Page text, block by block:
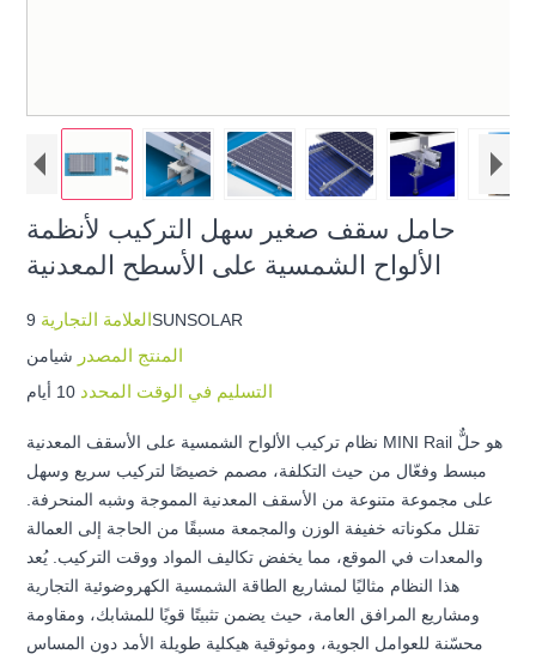
حامل سقف صغير سهل التركيب لأنظمة
الألواح الشمسية على الأسطح المعدنية
العلامة التجارية9SUNSOLAR
المنتج المصدر شيامن
التسليم في الوقت المحدد 10 أيام
نظام تركيب الألواح الشمسية على الأسقف المعدنية MINI Rail هو حلٌّ
مبسط وفعّال من حيث التكلفة، مصمم خصيصًا لتركيب سريع وسهل
على مجموعة متنوعة من الأسقف المعدنية المموجة وشبه المنحرفة.
تقلل مكوناته خفيفة الوزن والمجمعة مسبقًا من الحاجة إلى العمالة
والمعدات في الموقع، مما يخفض تكاليف المواد ووقت التركيب. يُعد
هذا النظام مثاليًا لمشاريع الطاقة الشمسية الكهروضوئية التجارية
ومشاريع المرافق العامة، حيث يضمن تثبيتًا قويًا للمشابك، ومقاومة
محسّنة للعوامل الجوية، وموثوقية هيكلية طويلة الأمد دون المساس